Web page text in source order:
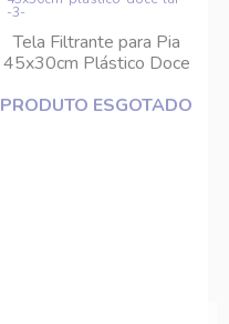
Tela Filtrante para Pia
45x30cm Plástico Doce
PRODUTO ESGOTADO